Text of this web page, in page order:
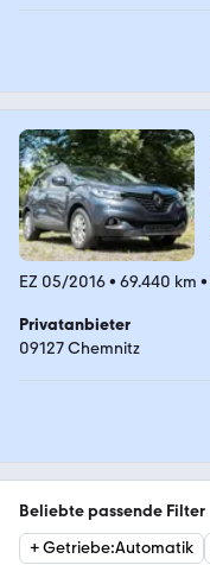
EZ 05/2016• 69.440 km •
Privatanbieter
09127 Chemnitz
Beliebte passende Filter
+Getriebe:Automatik